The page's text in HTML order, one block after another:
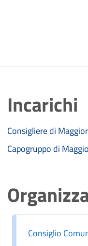
Incarichi
Consigliere di
Capogruppo di
Consiglio